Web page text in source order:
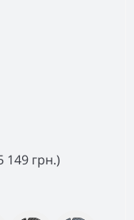
149 грн.)